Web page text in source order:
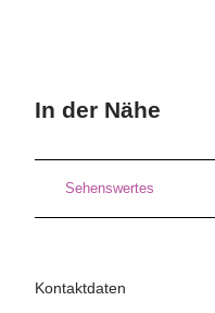
In der Nähe
Sehenswertes
Kontaktdaten